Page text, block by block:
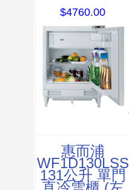
$4760.00
惠而浦
WF1D130LSS
131公升 單門